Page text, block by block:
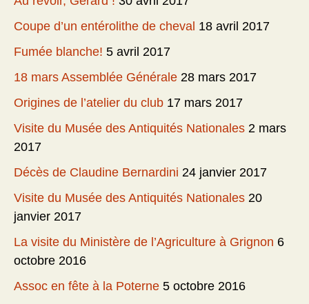
Coupe d’un entérolithe de cheval 18 avril 2017
Fumée blanche! 5 avril 2017
18 mars Assemblée Générale 28 mars 2017
Origines de l’atelier du club 17 mars 2017
Visite du Musée des Antiquités Nationales 2 mars
2017
Décès de Claudine Bernardini 24 janvier 2017
Visite du Musée des Antiquités Nationales 20
janvier 2017
La visite du Ministère de l’Agriculture à Grignon 6
octobre 2016
Assoc en fête à la Poterne 5 octobre 2016